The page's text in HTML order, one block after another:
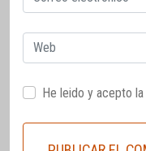
electrónico
Web
He leido y acepto la